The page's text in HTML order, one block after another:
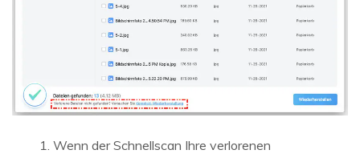
Wenn der Schnellscan Ihre verlorenen